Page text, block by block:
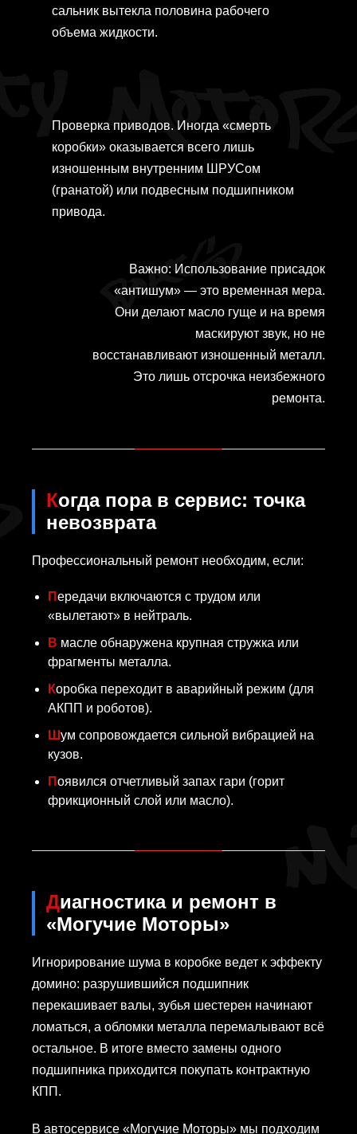
сальник вытекла половина рабочего
объема жидкости.
Проверка приводов. Иногда «смерть
коробки» оказывается всего лишь
изношенным внутренним ШРУСом
(гранатой) или подвесным подшипником
привода.
Важно: Использование присадок
«антишум» — это временная мера.
Они делают масло гуще и на время
маскируют звук, но не
восстанавливают изношенный металл.
Это лишь отсрочка неизбежного
ремонта.
Когда пора в сервис: точка
невозврата
Профессиональный ремонт необходим, если:
Передачи включаются с трудом или
«вылетают» в нейтраль.
В масле обнаружена крупная стружка или
фрагменты металла.
Коробка переходит в аварийный режим (для
АКПП и роботов).
Шум сопровождается сильной вибрацией на
кузов.
Появился отчетливый запах гари (горит
фрикционный слой или масло).
Диагностика и ремонт в
«Могучие Моторы»
Игнорирование шума в коробке ведет к эффекту
домино: разрушившийся подшипник
перекашивает валы, зубья шестерен начинают
ломаться, а обломки металла перемалывают всё
остальное. В итоге вместо замены одного
подшипника приходится покупать контрактную
КПП.
В автосервисе «Могучие Моторы» мы подходим